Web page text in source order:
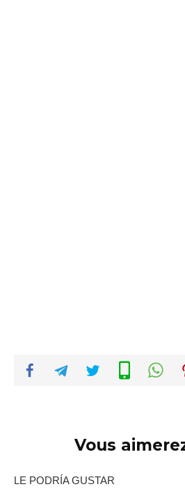
Vous